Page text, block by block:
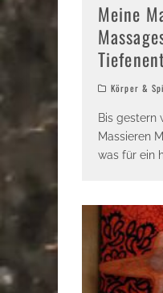
Meine
Körper &
Bis gestern
Massieren
was für ein